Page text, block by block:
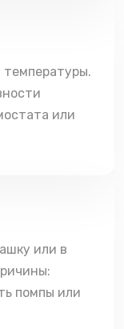
или
или в
помпы или